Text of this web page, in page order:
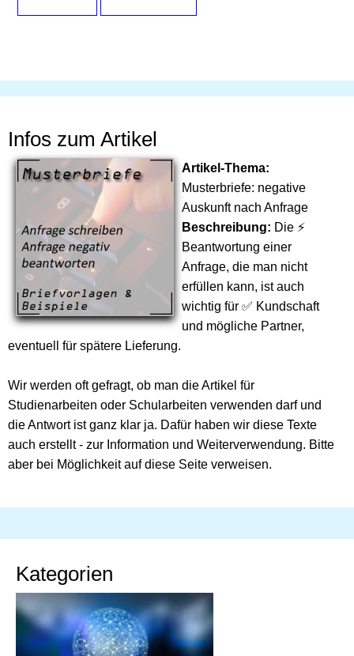
Infos zum Artikel
Artikel-Thema:
Musterbriefe: negative
Auskunft nach Anfrage
Beschreibung: Die ⚡
Beantwortung einer
Anfrage, die man nicht
erfüllen kann, ist auch
wichtig für ✅ Kundschaft
und mögliche Partner,
eventuell für spätere Lieferung.
Wir werden oft gefragt, ob man die Artikel für
Studienarbeiten oder Schularbeiten verwenden darf und
die Antwort ist ganz klar ja. Dafür haben wir diese Texte
auch erstellt - zur Information und Weiterverwendung. Bitte
aber bei Möglichkeit auf diese Seite verweisen.
Kategorien